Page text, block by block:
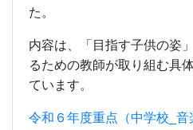
た。
内容は、「目指す子供の姿
るための教師が取り組む具
ています。
令和６年度重点（中学校_音